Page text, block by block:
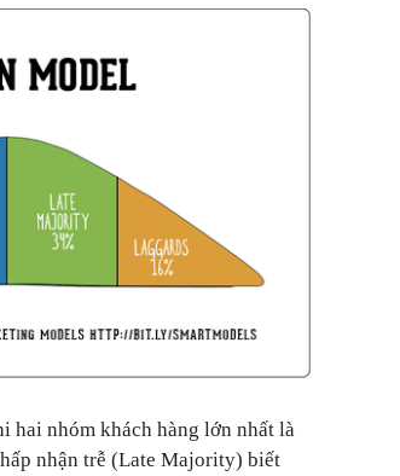
hai nhóm khách hàng lớn nhất là
nhận trễ (Late Majority) biết